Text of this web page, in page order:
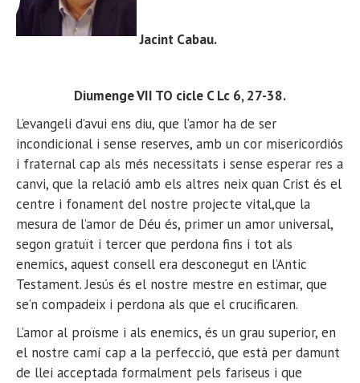
Jacint Cabau.
Diumenge VII TO cicle C Lc 6, 27-38.
L’evangeli d’avui ens diu, que l’amor ha de ser
incondicional i sense reserves, amb un cor misericordiós
i fraternal cap als més necessitats i sense esperar res a
canvi, que la relació amb els altres neix quan Crist és el
centre i fonament del nostre projecte vital,que la
mesura de l’amor de Déu és, primer un amor universal,
segon gratuït i tercer que perdona fins i tot als
enemics, aquest consell era desconegut en l’Antic
Testament. Jesús és el nostre mestre en estimar, que
se’n compadeix i perdona als que el crucificaren.
L’amor al proïsme i als enemics, és un grau superior, en
el nostre camí cap a la perfecció, que està per damunt
de llei acceptada formalment pels fariseus i que